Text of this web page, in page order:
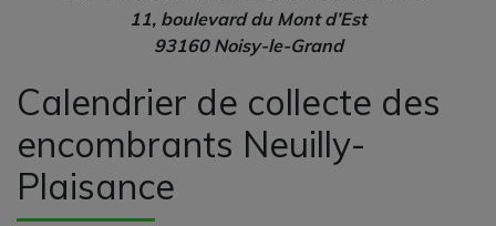
11, boulevard du Mont d’Est
93160 Noisy-le-Grand
Calendrier de collecte des
encombrants Neuilly-
Plaisance